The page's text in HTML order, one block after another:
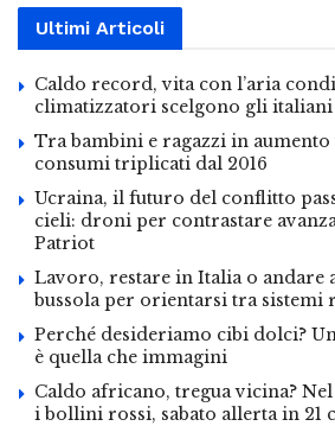
Ultimi Articoli
Caldo record, vita con l’aria
climatizzatori scelgono gli italiani
Tra bambini e ragazzi in
consumi triplicati dal 2016
Ucraina, il futuro del conflitto
cieli: droni per contrastare
Patriot
Lavoro, restare in Italia o andare
bussola per orientarsi tra sistemi
Perché desideriamo cibi dolci?
è quella che immagini
Caldo africano, tregua vicina?
i bollini rossi, sabato allerta in 21